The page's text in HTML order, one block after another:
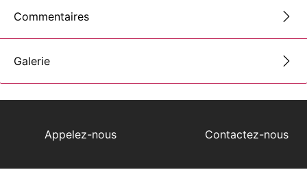
Commentaires
Galerie
Appelez-nous Contactez-nous